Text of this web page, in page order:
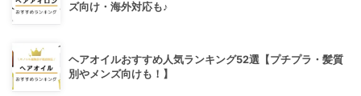
ズ向け・海外対応も♪
ヘアオイルおすすめ人気ランキング52選【プチプラ・髪質
別やメンズ向けも！】